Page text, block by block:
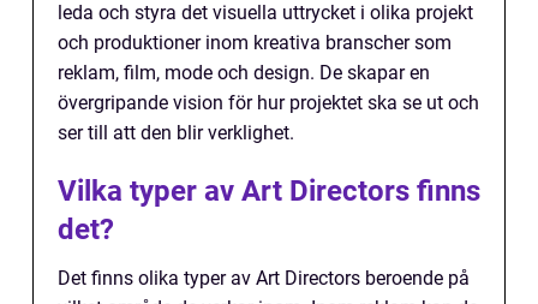
leda och styra det visuella uttrycket i olika projekt
och produktioner inom kreativa branscher som
reklam, film, mode och design. De skapar en
övergripande vision för hur projektet ska se ut och
ser till att den blir verklighet.
Vilka typer av Art Directors finns
det?
Det finns olika typer av Art Directors beroende på